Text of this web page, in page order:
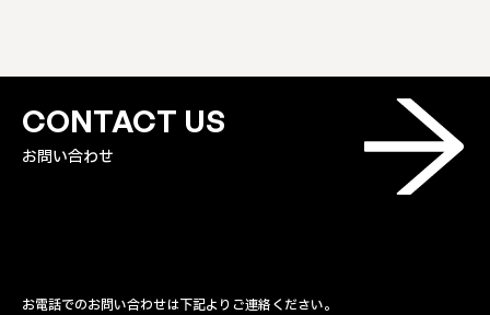
CONTACT US
お問い合わせ
お電話でのお問い合わせは下記よりご連絡ください。